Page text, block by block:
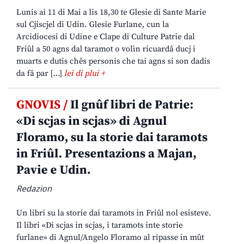
Lunis ai 11 di Mai a lis 18,30 te Glesie di Sante Marie
sul Cjiscjel di Udin. Glesie Furlane, cun la
Arcidiocesi di Udine e Clape di Culture Patrie dal
Friûl a 50 agns dal taramot o volìn ricuardâ ducj i
muarts e dutis chês personis che tai agns si son dadis
da fâ par […] lei di plui +
GNOVIS /Il gnûf libri de Patrie:
«Di scjas in scjas» di Agnul
Floramo, su la storie dai taramots
in Friûl. Presentazions a Majan,
Pavie e Udin.
Redazion
Un libri su la storie dai taramots in Friûl nol esisteve.
Il libri «Di scjas in scjas, i taramots inte storie
furlane» di Agnul/Angelo Floramo al ripasse in mût